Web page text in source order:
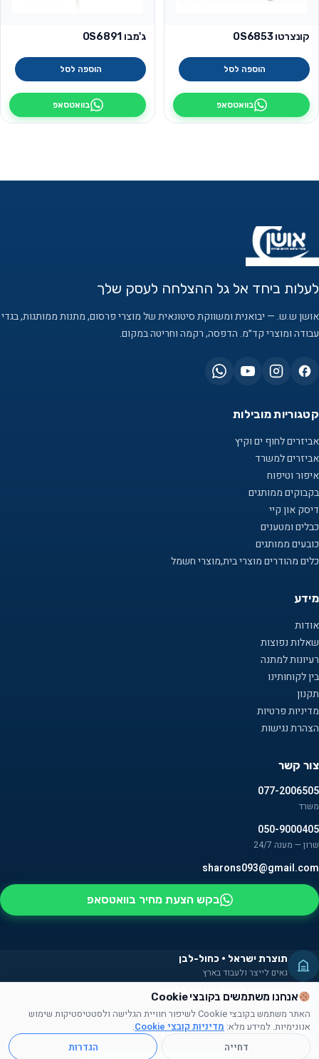
קונצרטו OS6853
הוספה לסל
בוואטסאפ
ג'מבו OS6891
הוספה לסל
בוואטסאפ
לעלות ביחד אל גל ההצלחה לעסק שלך
אושן ש.ש. — יבואנית ומשווקת סיטונאית של מוצרי פרסום, מתנות ממותגות, בגדי
עבודה ומוצרי קד״מ. הדפסה, רקמה וחריטה במקום.
קטגוריות מובילות
אביזרים לחוף ים וקיץ
אביזרים למשרד
איפור וטיפוח
בקבוקים ממותגים
דיסק און קיי
כבלים ומטענים
כובעים ממותגים
כלים מהודרים מוצרי בית,מוצרי חשמל
מידע
אודות
שאלות נפוצות
רעיונות למתנה
בין לקוחותינו
תקנון
מדיניות פרטיות
הצהרת נגישות
צור קשר
077-2006505
משרד
050-9000405
שרון — מענה 24/7
sharons093@gmail.com
בקש הצעת מחיר בוואטסאפ
תוצרת ישראל · כחול-לבן
גאים לייצר ולעבוד בארץ
מעסיקים אנשים עם מוגבלויות
חלק מהמוצרים מורכבים על ידם — שילוב אמיתי בקהילה
תרומה לקהילה
תורמים זמן, מוצרים ועזרה לקהילה הישראלית
אנחנו משתמשים בקובצי Cookie
האתר משתמש בקובצי Cookie לשיפור חוויית הגלישה ולסטטיסטיקות שימוש
אנונימיות. למידע מלא: מדיניות קובצי Cookie
.
דחייה
הגדרות